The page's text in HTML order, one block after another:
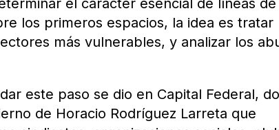
el carácter esencial de líneas de
los primeros espacios, la idea es tratar
más vulnerables, y analizar los
este paso se dio en Capital Federal,
de Horacio Rodríguez Larreta que